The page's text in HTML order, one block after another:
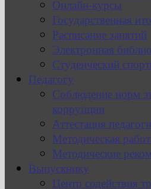
Онлайн-курсы
Государственная
Расписание занятий
Электронная
Студенческий
Педагогу
Соблюдение норм
коррупции
Аттестация
Методическая
Методические
Выпускнику
Центр содействия